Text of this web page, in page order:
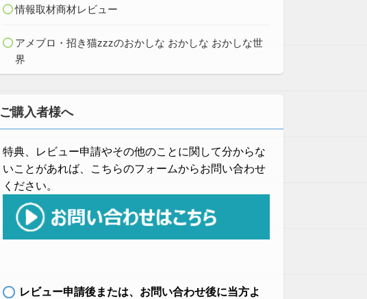
情報取材商材レビュー
アメブロ・招き猫zzzのおかしな おかしな おかしな世
界
ご購入者様へ
特典、レビュー申請やその他のことに関して分からな
いことがあれば、こちらのフォームからお問い合わせ
ください。
レビュー申請後または、お問い合わせ後に当方よ